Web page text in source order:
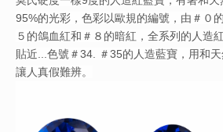
95%的光彩，色彩以歐規的編號，由＃０
５的鴿血紅和＃８的暗紅，全系列的人造
貼近...色號＃34. ＃35的人造藍寶，用和天
讓人真假難辨。